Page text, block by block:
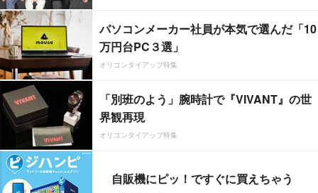
パソコンメーカー社員が本気で選んだ「10
万円台PC３選」
オリコンタイアップ特集
「別班のよう」腕時計で『VIVANT』の世
界観再現
オリコンタイアップ特集
自販機にピッ！ですぐに買えちゃう